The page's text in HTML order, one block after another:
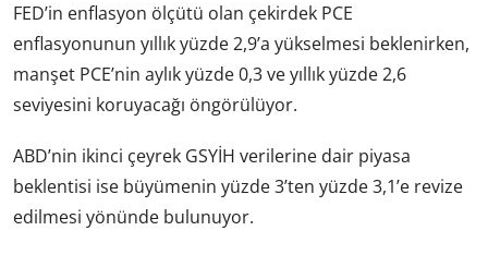
FED’in enflasyon ölçütü olan çekirdek PCE
enflasyonunun yıllık yüzde 2,9’a yükselmesi beklenirken,
manşet PCE’nin aylık yüzde 0,3 ve yıllık yüzde 2,6
seviyesini koruyacağı öngörülüyor.
ABD’nin ikinci çeyrek GSYİH verilerine dair piyasa
beklentisi ise büyümenin yüzde 3’ten yüzde 3,1’e revize
edilmesi yönünde bulunuyor.